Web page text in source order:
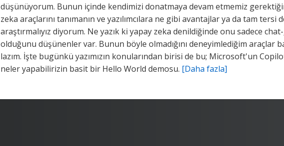
düşünüyorum. Bunun içinde kendimizi donatmaya devam etmemiz
zeka araçlarını tanımanın ve yazılımcılara ne gibi avantajlar ya da tam
araştırmalıyız diyorum. Ne yazık ki yapay zeka denildiğinde onu sadece
olduğunu düşünenler var. Bunun böyle olmadığını deneyimlediğim araçlar
lazım. İşte bugünkü yazımızın konularından birisi de bu; Microsoft'un
neler yapabilirizin basit bir Hello World demosu. [Daha fazla]